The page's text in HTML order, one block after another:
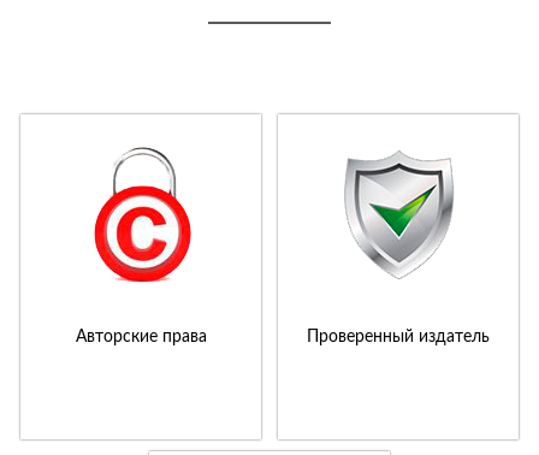
Авторские права Проверенный издатель